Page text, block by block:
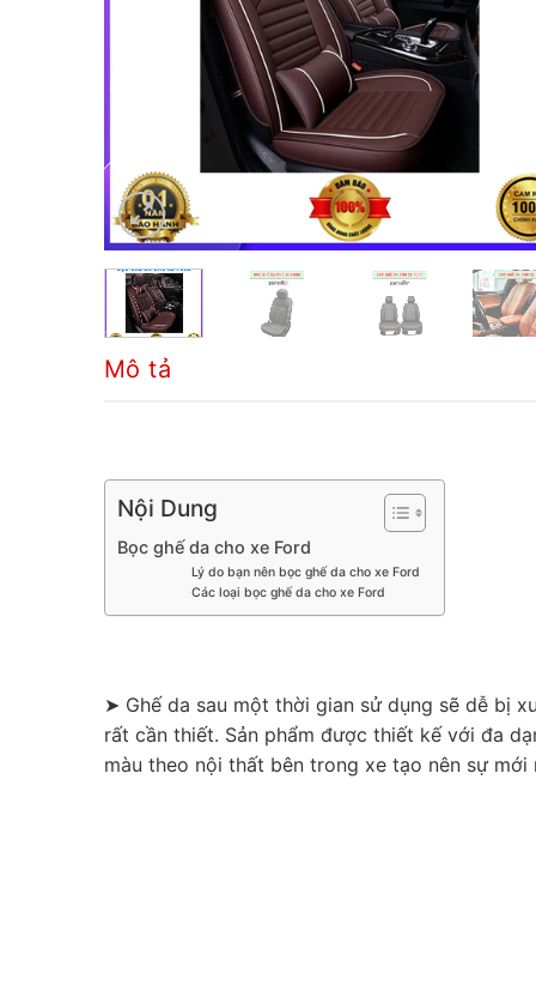
Mô tả
Nội Dung
Bọc ghế da cho xe Ford
Lý do bạn nên bọc ghế da cho xe Ford
Các loại bọc ghế da cho xe Ford
➤ Ghế da sau một thời gian sử dụng sẽ dễ bị
rất cần thiết. Sản phẩm được thiết kế với đa
màu theo nội thất bên trong xe tạo nên sự